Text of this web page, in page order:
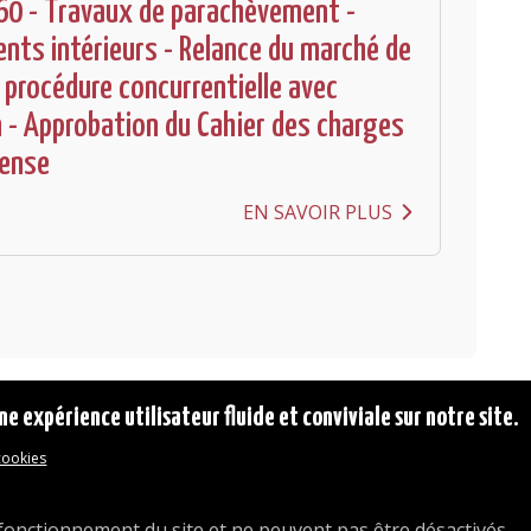
- Travaux de parachèvement -
intérieurs - Relance du marché de
concurrentielle avec
Approbation du Cahier des charges
EN SAVOIR PLUS
Tel. : 02/676.48.11.
expérience utilisateur fluide et conviviale sur notre site.